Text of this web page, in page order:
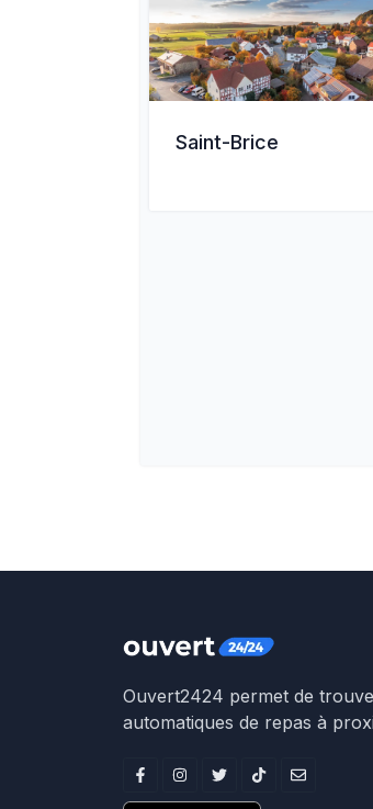
Saint-Brice
Ouvert2424 permet de
automatiques de repas à